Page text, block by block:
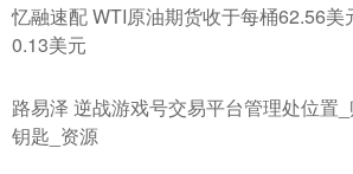
忆融速配 WTI原油期货收于每桶62.56美
0.13美元
路易泽 逆战游戏号交易平台管理处位置_
钥匙_资源